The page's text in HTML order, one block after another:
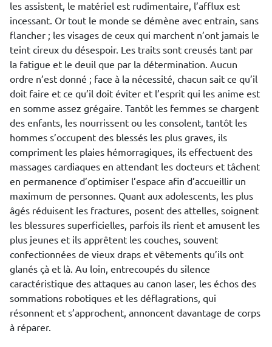
les assistent, le matériel est rudimentaire, l’afflux est
incessant. Or tout le monde se démène avec entrain, sans
flancher ; les visages de ceux qui marchent n’ont jamais le
teint cireux du désespoir. Les traits sont creusés tant par
la fatigue et le deuil que par la détermination. Aucun
ordre n’est donné ; face à la nécessité, chacun sait ce qu’il
doit faire et ce qu’il doit éviter et l’esprit qui les anime est
en somme assez grégaire. Tantôt les femmes se chargent
des enfants, les nourrissent ou les consolent, tantôt les
hommes s’occupent des blessés les plus graves, ils
compriment les plaies hémorragiques, ils effectuent des
massages cardiaques en attendant les docteurs et tâchent
en permanence d’optimiser l’espace afin d’accueillir un
maximum de personnes. Quant aux adolescents, les plus
âgés réduisent les fractures, posent des attelles, soignent
les blessures superficielles, parfois ils rient et amusent les
plus jeunes et ils apprêtent les couches, souvent
confectionnées de vieux draps et vêtements qu’ils ont
glanés çà et là. Au loin, entrecoupés du silence
caractéristique des attaques au canon laser, les échos des
sommations robotiques et les déflagrations, qui
résonnent et s’approchent, annoncent davantage de corps
à réparer.